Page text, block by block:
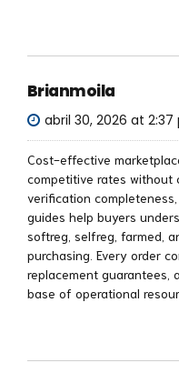
Brianmoila
abril 30, 2026 at 2:37
Cost-effective
competitive rates without
verification
guides help buyers
softreg, selfreg, farmed,
purchasing. Every order
replacement guarantees,
base of operational